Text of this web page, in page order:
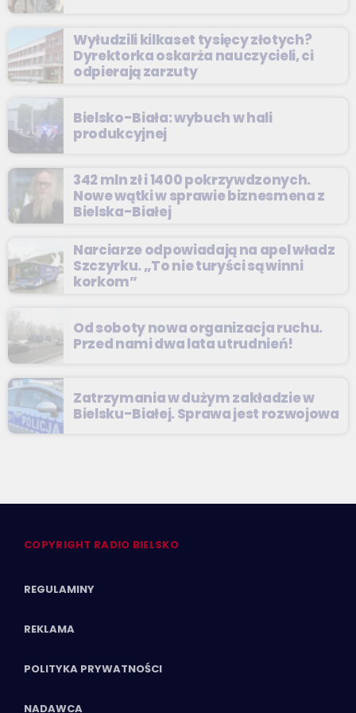
Wyłudzili kilkaset tysięcy złotych?
Dyrektorka oskarża nauczycieli, ci
odpierają zarzuty
Bielsko-Biała: wybuch w hali
produkcyjnej
342 mln zł i 1400 pokrzywdzonych.
Nowe wątki w sprawie biznesmena z
Bielska-Białej
Narciarze odpowiadają na apel władz
Szczyrku. „To nie turyści są winni
korkom”
Od soboty nowa organizacja ruchu.
Przed nami dwa lata utrudnień!
Zatrzymania w dużym zakładzie w
Bielsku-Białej. Sprawa jest rozwojowa
COPYRIGHT RADIO BIELSKO
REGULAMINY
REKLAMA
POLITYKA PRYWATNOŚCI
NADAWCA